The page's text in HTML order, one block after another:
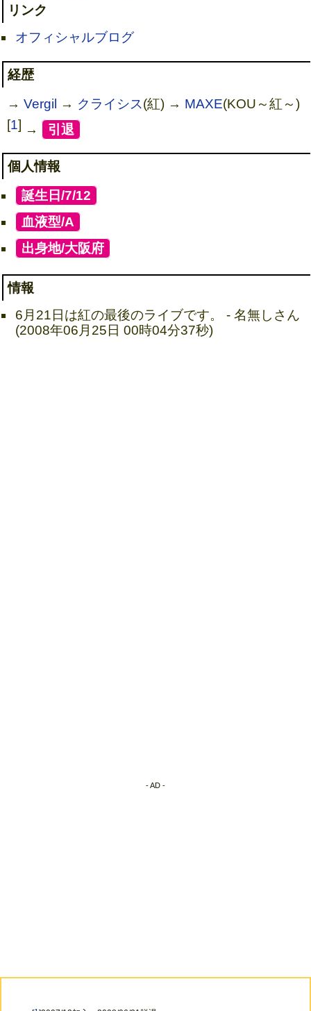
リンク
オフィシャルブログ
経歴
→Vergil → クライシス(紅) → MAXE(KOU～紅～)
[1] → 引退
個人情報
誕生日/7/12
血液型/A
出身地/大阪府]
情報
6月21日は紅の最後のライブです。 - 名無しさん
(2008年06月25日 00時04分37秒)
- AD -